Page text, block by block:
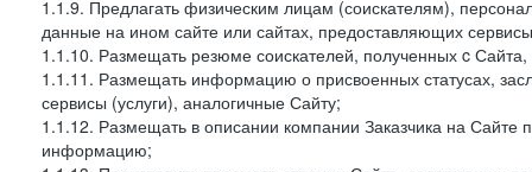
1.1.9. Предлагать физическим лицам (соискателям),
данные на ином сайте или сайтах, предоставляющих
1.1.10. Размещать резюме соискателей, полученных c
1.1.11. Размещать информацию о присвоенных статусах,
сервисы (услуги), аналогичные Сайту;
1.1.12. Размещать в описании компании Заказчика на Сайте
информацию;